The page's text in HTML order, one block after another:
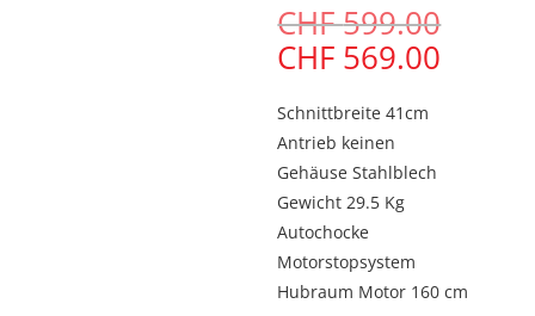
CHF599.00
CHF 569.00
Schnittbreite 41cm
Antrieb keinen
Gehäuse Stahlblech
Gewicht 29.5 Kg
Autochocke
Motorstopsystem
Hubraum Motor 160 cm